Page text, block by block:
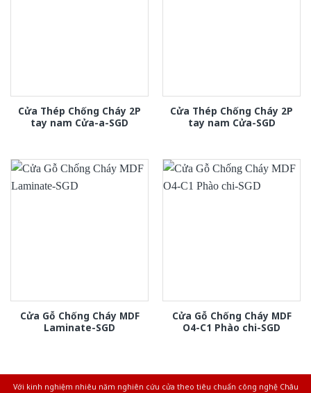
Cửa Thép Chống Cháy 2P
tay nam Cửa-a-SGD
Cửa Thép Chống Cháy 2P
tay nam Cửa-SGD
Cửa Gỗ Chống Cháy MDF
Laminate-SGD
Cửa Gỗ Chống Cháy MDF
O4-C1 Phào chi-SGD
Với kinh nghiệm nhiêu năm nghiên cứu cửa theo tiêu chuẩn công nghệ Châu